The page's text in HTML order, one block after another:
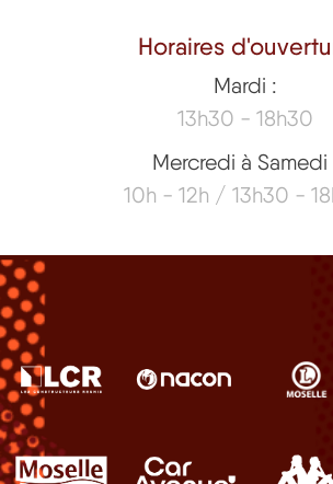
Horaires
Mardi :
13h30 - 18h30
Mercredi à Samedi
10h - 12h / 13h30 -